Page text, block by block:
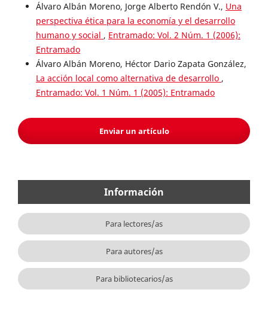
Álvaro Albán Moreno, Jorge Alberto Rendón V., Una
perspectiva ética para la economía y el desarrollo
humano y social , Entramado: Vol. 2 Núm. 1 (2006):
Entramado
Álvaro Albán Moreno, Héctor Dario Zapata González,
La acción local como alternativa de desarrollo ,
Entramado: Vol. 1 Núm. 1 (2005): Entramado
Enviar un artículo
Información
Para lectores/as
Para autores/as
Para bibliotecarios/as